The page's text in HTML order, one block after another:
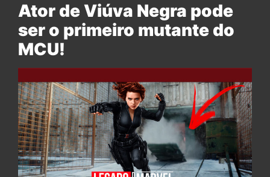
Ator de Viúva Negra pode
ser o primeiro mutante do
MCU!